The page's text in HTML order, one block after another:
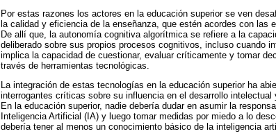
Por estas razones los actores en la educación superior se ven
la calidad y eficiencia de la enseñanza, que estén acordes con las
De allí que, la autonomía cognitiva algorítmica se refiere a la
deliberado sobre sus propios procesos cognitivos, incluso cuando
implica la capacidad de cuestionar, evaluar críticamente y tomar
través de herramientas tecnológicas.
La integración de estas tecnologías en la educación superior ha
interrogantes críticas sobre su influencia en el desarrollo
En la educación superior, nadie debería dudar en asumir la
Inteligencia Artificial (IA) y luego tomar medidas por miedo a lo
debería tener al menos un conocimiento básico de la inteligencia